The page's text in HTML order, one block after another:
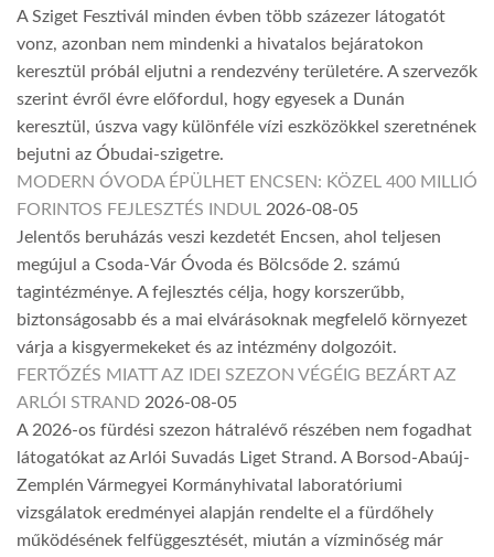
A Sziget Fesztivál minden évben több százezer látogatót
vonz, azonban nem mindenki a hivatalos bejáratokon
keresztül próbál eljutni a rendezvény területére. A szervezők
szerint évről évre előfordul, hogy egyesek a Dunán
keresztül, úszva vagy különféle vízi eszközökkel szeretnének
bejutni az Óbudai-szigetre.
MODERN ÓVODA ÉPÜLHET ENCSEN: KÖZEL 400 MILLIÓ
FORINTOS FEJLESZTÉS INDUL 2026-08-05
Jelentős beruházás veszi kezdetét Encsen, ahol teljesen
megújul a Csoda-Vár Óvoda és Bölcsőde 2. számú
tagintézménye. A fejlesztés célja, hogy korszerűbb,
biztonságosabb és a mai elvárásoknak megfelelő környezet
várja a kisgyermekeket és az intézmény dolgozóit.
FERTŐZÉS MIATT AZ IDEI SZEZON VÉGÉIG BEZÁRT AZ
ARLÓI STRAND 2026-08-05
A 2026-os fürdési szezon hátralévő részében nem fogadhat
látogatókat az Arlói Suvadás Liget Strand. A Borsod-Abaúj-
Zemplén Vármegyei Kormányhivatal laboratóriumi
vizsgálatok eredményei alapján rendelte el a fürdőhely
működésének felfüggesztését, miután a vízminőség már